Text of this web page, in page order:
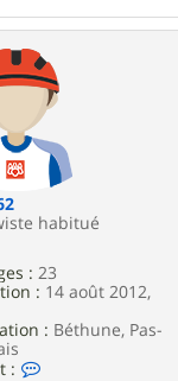
e
r
i
b
f
n
2
habitué
: 23
: 14 août 2012,
: Béthune, Pas-
: